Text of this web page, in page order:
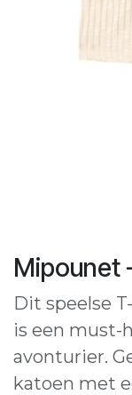
Mipounet
Dit speelse
is een must-
avonturier.
katoen met